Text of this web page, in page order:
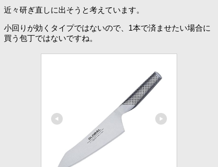
近々研ぎ直しに出そうと考えています。
小回りが効くタイプではないので、1本で済ませたい場合に
買う包丁ではないですね。